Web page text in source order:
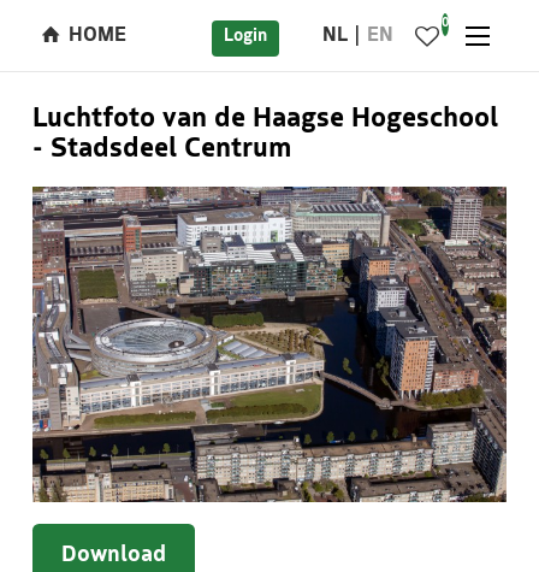
HOME Login NL EN
0
Luchtfoto van de Haagse Hogeschool
- Stadsdeel Centrum
Download